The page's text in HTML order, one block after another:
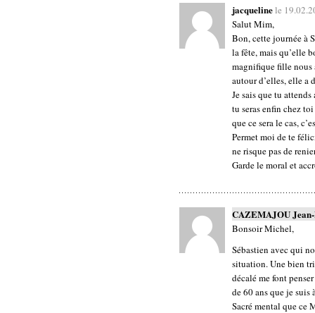
jacquelinele
Salut Mim,
Bon, cette journée à
la fête, mais qu’elle
magnifique fille nous
autour d’elles, elle a
Je sais que tu
tu seras enfin chez
que ce sera le cas,
Permet moi de te
ne risque pas de
Garde le moral et
CAZEMAJOU
Bonsoir Michel,
Sébastien avec qui
situation. Une bien
décalé me font
de 60 ans que je suis
Sacré mental que ce